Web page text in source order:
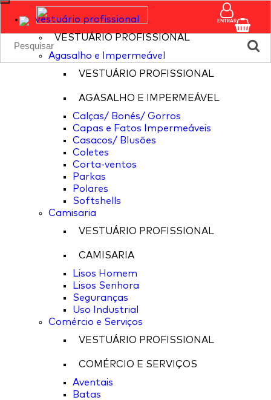
vestuário profissional
VESTUÁRIO PROFISSIONAL
Agasalho e Impermeável
VESTUÁRIO PROFISSIONAL
AGASALHO E IMPERMEÁVEL
Calças/ Bonés/ Gorros
Capas e Fatos Impermeáveis
Casacos/ Blusões
Coletes
Corta-ventos
Parkas
Polares
Softshells
Camisaria
VESTUÁRIO PROFISSIONAL
CAMISARIA
Lisos Homem
Lisos Senhora
Seguranças
Uso Industrial
Comércio e Serviços
VESTUÁRIO PROFISSIONAL
COMÉRCIO E SERVIÇOS
Aventais
Batas
ENTRAR